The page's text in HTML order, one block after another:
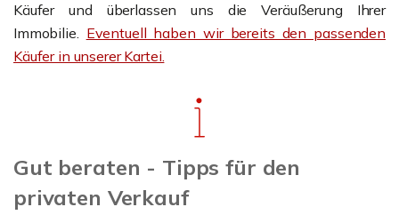
Käufer und überlassen uns die Veräußerung Ihrer
Immobilie. Eventuell haben wir bereits den passenden
Käufer in unserer Kartei.
Gut beraten - Tipps für den
privaten Verkauf